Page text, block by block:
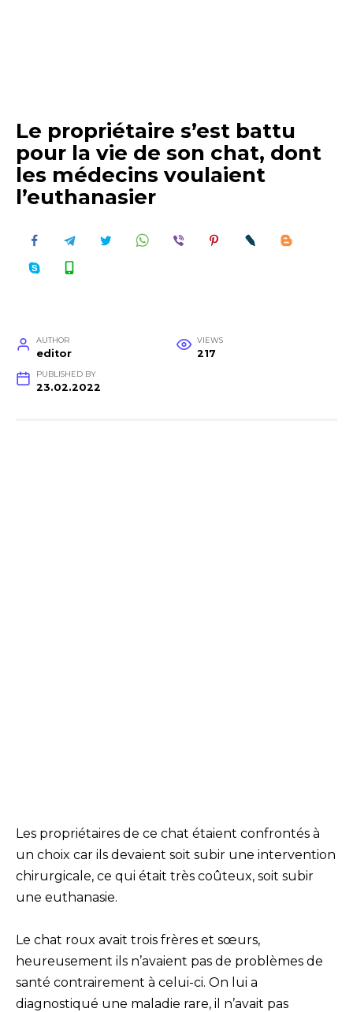
Le propriétaire s’est battu
pour la vie de son chat, dont
les médecins voulaient
l’euthanasier
AUTHOR
editor
VIEWS
217
PUBLISHED BY
23.02.2022
Les propriétaires de ce chat étaient confrontés à
un choix car ils devaient soit subir une intervention
chirurgicale, ce qui était très coûteux, soit subir
une euthanasie.
Le chat roux avait trois frères et sœurs,
heureusement ils n’avaient pas de problèmes de
santé contrairement à celui-ci. On lui a
diagnostiqué une maladie rare, il n’avait pas